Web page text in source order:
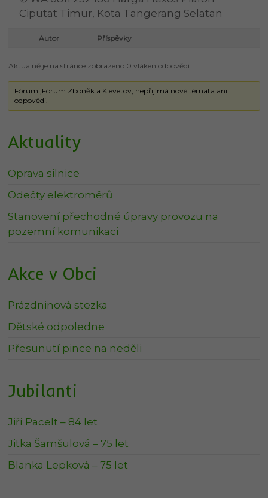
Ciputat Timur, Kota Tangerang Selatan
Autor Příspěvky
Aktuálně je na stránce zobrazeno 0 vláken odpovědí
Fórum ‚Fórum Zboněk a Klevetov‚ nepřijímá nové témata ani
odpovědi.
Aktuality
Oprava silnice
Odečty elektroměrů
Stanovení přechodné úpravy provozu na
pozemní komunikaci
Akce v Obci
Prázdninová stezka
Dětské odpoledne
Přesunutí pince na neděli
Jubilanti
Jiří Pacelt – 84 let
Jitka Šamšulová – 75 let
Blanka Lepková – 75 let